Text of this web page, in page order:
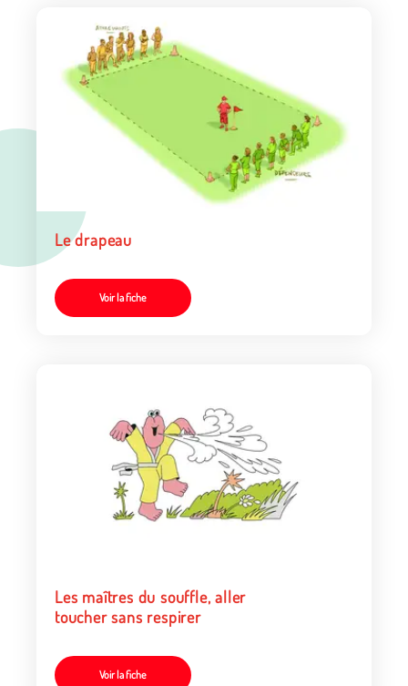
Le drapeau
Voir la fiche
Les maîtres du souffle, aller
toucher sans respirer
Voir la fiche